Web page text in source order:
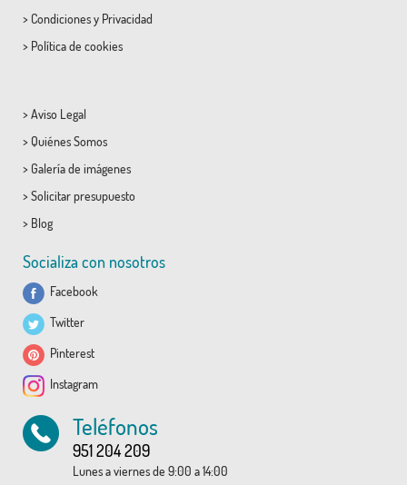
> Condicionesy Privacidad
> Política de cookies
> Aviso Legal
> Quiénes Somos
> Galería de imágenes
> Solicitar presupuesto
> Blog
Socializa con nosotros
Facebook
Twitter
Pinterest
Instagram
Teléfonos
951 204 209
Lunes a viernes de 9:00 a 14:00